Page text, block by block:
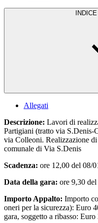
Allegati
Descrizione: Lavori di
Partigiani (tratto via S.Denis-
via Colleoni. Realizzazione
comunale di Via S.Denis
Scadenza: ore 12,00 del 08/
Data della gara: ore 9,30
Importo Appalto: Importo
oneri per la sicurezza): Euro
gara, soggetto a ribasso: